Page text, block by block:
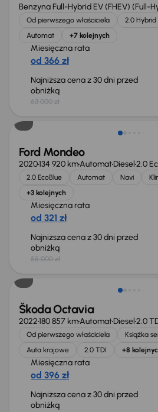
Benzyna Full-Hybrid EV (FHEV) (Full-
Od pierwszego właściciela 2.0 Hybrid
Automat
+7 kolejnych
Miesięczna rata
od 366 zł
Najniższa cena z 30 dni przed
obniżką
63 000 zł
Taniej o 1 000 zł
Ford Mondeo
2020134 920 kmAutomatDiesel2.0
2.0 EcoBlue Automat Navi
+3 kolejnych
Miesięczna rata
od 321 zł
Najniższa cena z 30 dni przed
obniżką
55 000 zł
Świeżo skupione
Škoda Octavia
2022180 857 kmAutomatDiesel2.0
Od pierwszego właściciela
Książka
Auta krajowe
2.0 TDI +8
Miesięczna rata
od 396 zł
Najniższa cena z 30 dni przed
obniżką